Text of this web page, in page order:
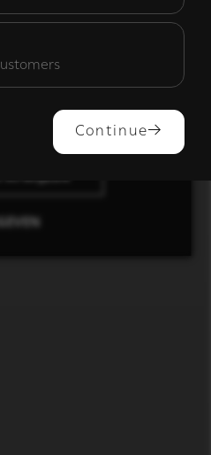
Continue